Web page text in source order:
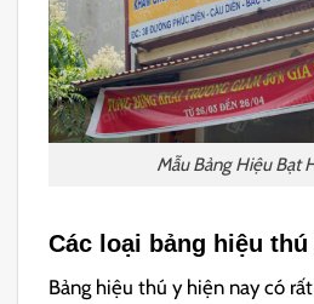
Mẫu Bảng Hiệu Bạt
Các loại bảng hiệu
Bảng hiệu thú y hiện nay có